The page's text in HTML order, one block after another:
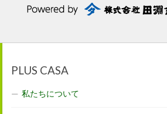
PLUS CASA
私たちについて